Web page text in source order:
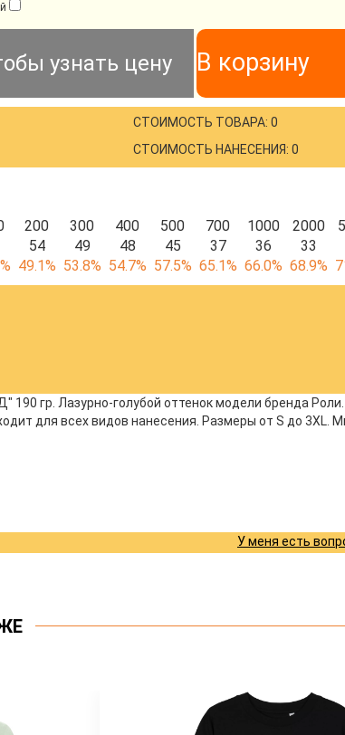
узнать цену В корзину
СТОИМОСТЬ ТОВАРА: 0
СТОИМОСТЬ НАНЕСЕНИЯ: 0
200 300 400 500 700 1000 2000
54 49 48 45 37 36 33
49.1% 53.8% 54.7% 57.5% 65.1% 66.0% 68.9%
гр. Лазурно-голубой оттенок модели бренда
для всех видов нанесения. Размеры от S до 3XL.
У меня есть